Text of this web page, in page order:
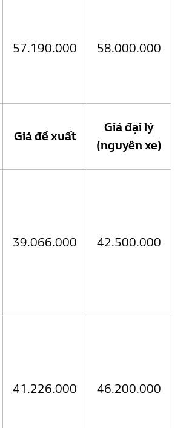
57.190.000 58.000.000
Giá đề xuất
Giá đại lý
(nguyên xe)
39.066.000 42.500.000
41.226.000 46.200.000